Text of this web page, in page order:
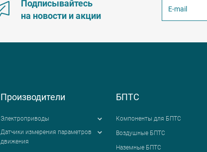
Подписывайтесь
на новости и акции
Производители
Электроприводы
Датчики измерения параметров
движения
БПТС
Компоненты для БПТС
Воздушные БПТС
Наземные БПТС